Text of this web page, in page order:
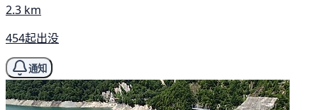
2.3 km
454起出没
通知